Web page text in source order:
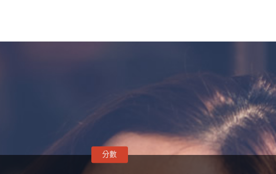
分數